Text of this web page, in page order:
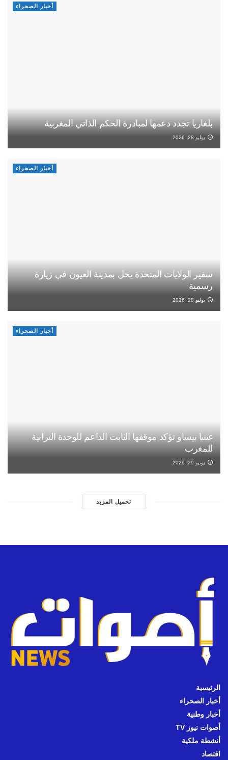
أخبار الصحراء
بلغاريا تجدد دعمها لمبادرة الحكم الذاتي المغربية
يوليو 28, 2026
أخبار الصحراء
سفير الولايات المتحدة يحل بمدينة العيون في زيارة
رسمية
يوليو 28, 2026
أخبار الصحراء
غينيا بيساو تؤكد موقفها الثابت الداعم للوحدة الترابية
للمغرب
يونيو 29, 2026
تحميل المزيد
الرئيسية
أخبار الصحراء
أخبار وطنية
أصوات نيوز TV
أنشطة ملكية
اقتصاد